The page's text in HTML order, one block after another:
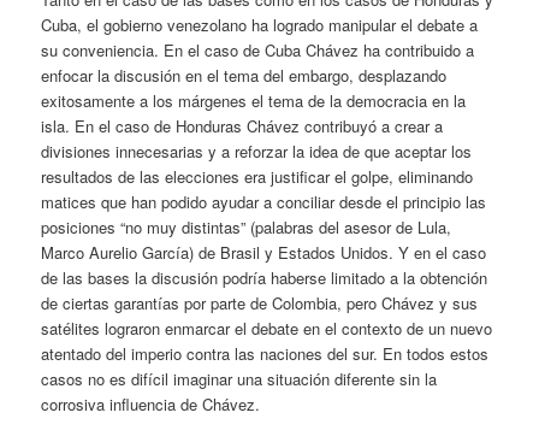
Cuba, el gobierno venezolano ha logrado manipular el debate a
su conveniencia. En el caso de Cuba Chávez ha contribuido a
enfocar la discusión en el tema del embargo, desplazando
exitosamente a los márgenes el tema de la democracia en la
isla. En el caso de Honduras Chávez contribuyó a crear a
divisiones innecesarias y a reforzar la idea de que aceptar los
resultados de las elecciones era justificar el golpe, eliminando
matices que han podido ayudar a conciliar desde el principio las
posiciones “no muy distintas” (palabras del asesor de Lula,
Marco Aurelio García) de Brasil y Estados Unidos. Y en el caso
de las bases la discusión podría haberse limitado a la obtención
de ciertas garantías por parte de Colombia, pero Chávez y sus
satélites lograron enmarcar el debate en el contexto de un nuevo
atentado del imperio contra las naciones del sur. En todos estos
casos no es difícil imaginar una situación diferente sin la
corrosiva influencia de Chávez.